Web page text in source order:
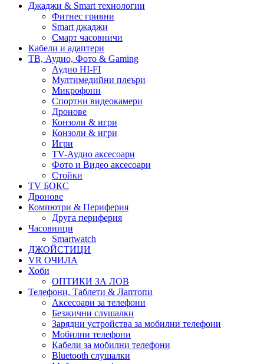
Джаджи & Smart технологии
Фитнес гривни
Smart джаджи
Смарт часовничи
Кабели и адаптери
ТВ, Аудио, Фото & Gaming
Аудио HI-FI
Мултимедийни плеъри
Микрофони
Спортни видеокамери
Дронове
Конзоли & игри
Конзоли & игри
Игри
TV-Аудио аксесоари
Фото и Видео аксесоари
Стойки
TV БОКС
Дронове
Компютри & Периферия
Друга периферия
Часовници
Smartwatch
ДЖОЙСТИЦИ
VR ОЧИЛА
Хоби
ОПТИКИ ЗА ЛОВ
Телефони, Таблети & Лаптопи
Аксесоари за телефони
Безжични слушалки
Зарядни устройства за мобилни телефони
Мобилни телефони
Кабели за мобилни телефони
Bluetooth слушалки